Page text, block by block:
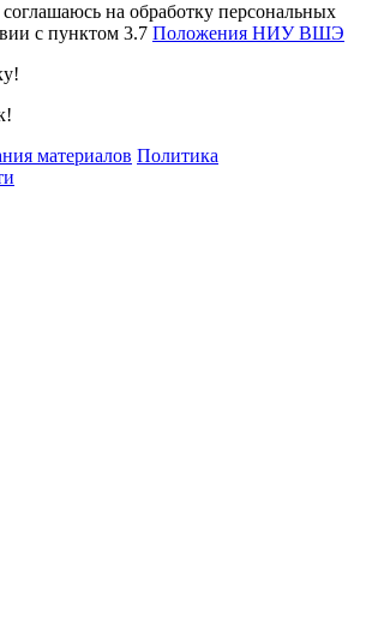
соглашаюсь на обработку персональных
с пунктом 3.7 Положения НИУ ВШЭ
материалов Политика